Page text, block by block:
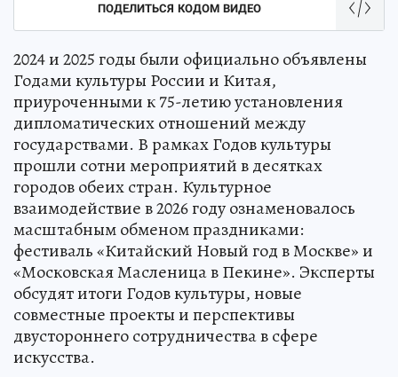
ПОДЕЛИТЬСЯ КОДОМ ВИДЕО
2024 и 2025 годы были официально объявлены
Годами культуры России и Китая,
приуроченными к 75-летию установления
дипломатических отношений между
государствами. В рамках Годов культуры
прошли сотни мероприятий в десятках
городов обеих стран. Культурное
взаимодействие в 2026 году ознаменовалось
масштабным обменом праздниками:
фестиваль «Китайский Новый год в Москве» и
«Московская Масленица в Пекине». Эксперты
обсудят итоги Годов культуры, новые
совместные проекты и перспективы
двустороннего сотрудничества в сфере
искусства.